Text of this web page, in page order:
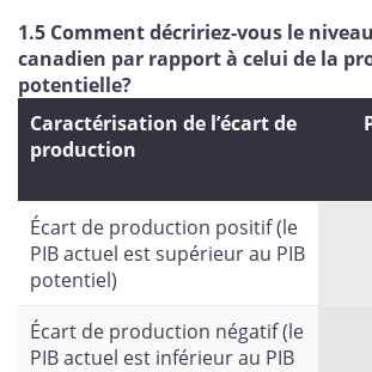
1.5 Comment décririez-vous le
canadien par rapport à celui de la
potentielle?
Caractérisation de l’écart de
production
Écart de production positif (le
PIB actuel est supérieur au PIB
potentiel)
Écart de production négatif (le
PIB actuel est inférieur au PIB